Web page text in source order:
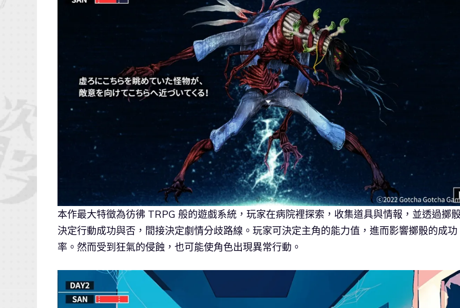
本作最大特徵為彷彿 TRPG 般的遊戲系統，玩家在病院裡探索，收集道具與情報，並透過擲
決定行動成功與否，間接決定劇情分歧路線。玩家可決定主角的能力值，進而影響擲骰的成功
率。然而受到狂氣的侵蝕，也可能使角色出現異常行動。